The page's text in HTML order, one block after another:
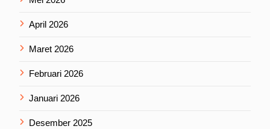
April 2026
Maret 2026
Februari 2026
Januari 2026
Desember 2025